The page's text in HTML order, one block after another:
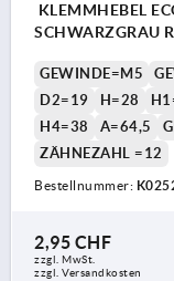
KLEMMHEBEL
SCHWARZGRAU
GEWINDE=M5
D2=19
H=28
H4=38
A=64,5
ZÄHNEZAHL =12
Bestellnummer:
2,95 CHF
zzgl. MwSt.
zzgl. Versandkosten